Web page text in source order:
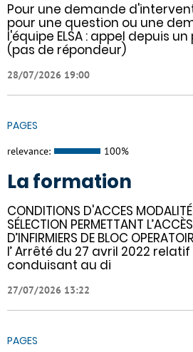
Pour une demande
pour une question ou une
l'équipe ELSA : appel depuis un
(pas de répondeur)
28/07/2026 19:00
PAGES
relevance: 100%
La formation
CONDITIONS D'ACCES
SÉLECTION PERMETTANT
D’INFIRMIERS DE BLOC
l’ Arrêté du 27 avril 2022
conduisant au di
27/07/2026 13:22
PAGES